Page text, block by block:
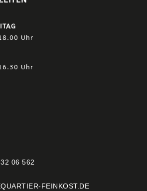
Uhr
Uhr
06 562
FEINKOST.DE